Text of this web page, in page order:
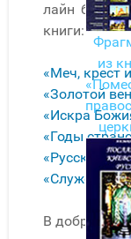
из
лайн
книги:
«Меч, крест
«Золотой
«Искра
«Годы
«Русский
«Служение
В добрый